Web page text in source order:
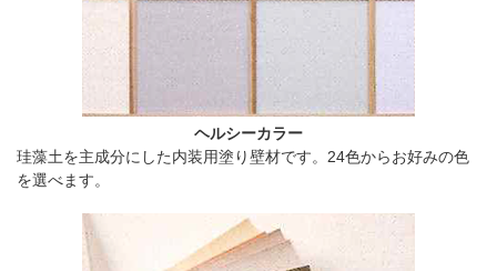
ヘルシーカラー
珪藻土を主成分にした内装用塗り壁材です。24色からお好みの色
を選べます。